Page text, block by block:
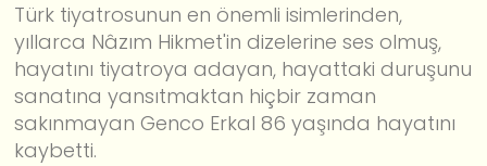
Türk tiyatrosunun en önemli isimlerinden,
yıllarca Nâzım Hikmet'in dizelerine ses olmuş,
hayatını tiyatroya adayan, hayattaki duruşunu
sanatına yansıtmaktan hiçbir zaman
sakınmayan Genco Erkal 86 yaşında hayatını
kaybetti.